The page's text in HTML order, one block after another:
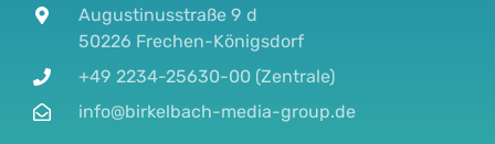
Augustinusstraße 9 d
50226 Frechen-Königsdorf
+49 2234-25630-00 (Zentrale)
info@birkelbach-media-group.de